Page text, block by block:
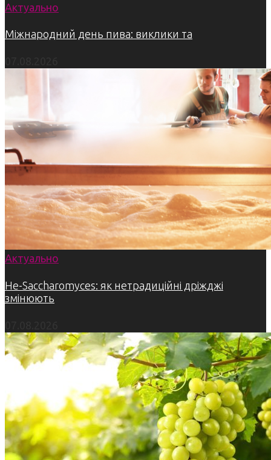
Актуально
Міжнародний день пива: виклики та
Актуально
Не-Saccharomyces: як нетрадиційні дріжджі
змінюють